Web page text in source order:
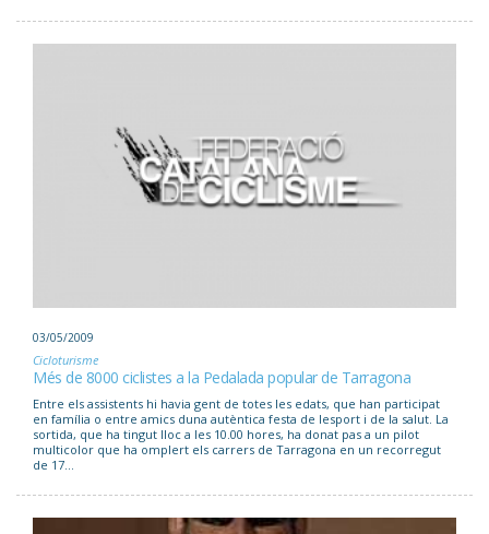
03/05/2009
Cicloturisme
Més de 8000 ciclistes a la Pedalada popular de Tarragona
Entre els assistents hi havia gent de totes les edats, que han participat
en família o entre amics duna autèntica festa de lesport i de la salut. La
sortida, que ha tingut lloc a les 10.00 hores, ha donat pas a un pilot
multicolor que ha omplert els carrers de Tarragona en un recorregut
de 17...